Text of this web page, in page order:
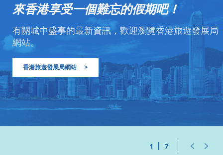
來香港享受一個難忘的假期吧！
有關城中盛事的最新資訊，歡迎瀏覽香港旅遊發展局
網站。
香港旅遊發展局網站 >
1 7